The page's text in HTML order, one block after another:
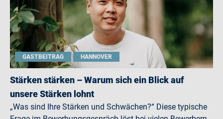
GASTBEITRAG HANNOVER
Stärken stärken – Warum sich ein Blick auf
unsere Stärken lohnt
„Was sind Ihre Stärken und Schwächen?“ Diese typische